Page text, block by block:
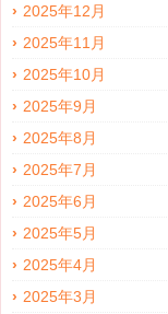
2025年12月
2025年11月
2025年10月
2025年9月
2025年8月
2025年7月
2025年6月
2025年5月
2025年4月
2025年3月